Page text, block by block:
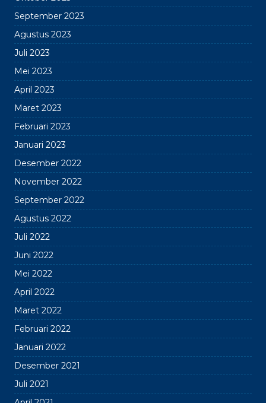
September 2023
Agustus 2023
Juli 2023
Mei 2023
April 2023
Maret 2023
Februari 2023
Januari 2023
Desember 2022
November 2022
September 2022
Agustus 2022
Juli 2022
Juni 2022
Mei 2022
April 2022
Maret 2022
Februari 2022
Januari 2022
Desember 2021
Juli 2021